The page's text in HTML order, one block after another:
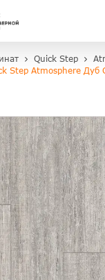
Quick Step
Step Atmosphere Дуб